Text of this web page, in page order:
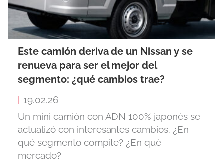
Este camión deriva de un Nissan y se
renueva para ser el mejor del
segmento: ¿qué cambios trae?
19.02.26
Un mini camión con ADN 100% japonés se
actualizó con interesantes cambios. ¿En
qué segmento compite? ¿En qué
mercado?